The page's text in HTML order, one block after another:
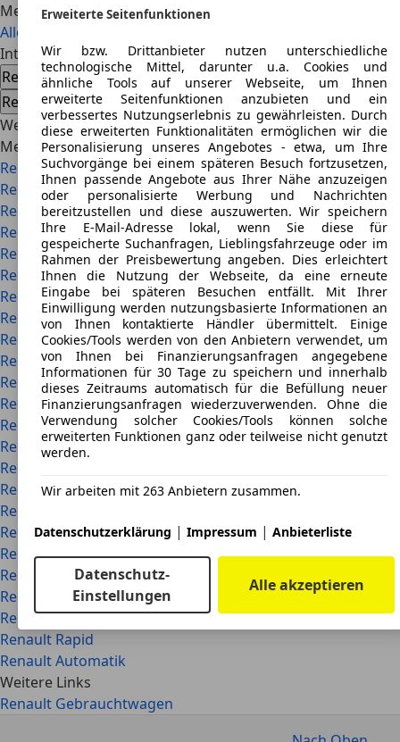
Mehr lesen
Alle Testberichte
Interessiert am Renault R 14
Renault R 14 Gebrauchtwagen Renault R 14 Neuwagen
Renault R 14 Händlerangebote
Weiterführende Links im Überblick
Mehr Details
Renault Kastenwagen
Renault Arkana
Renault Avantime
Renault Express
Renault Fuego
Renault Grand Espace
Renault Grand Scenic
Renault Koleos
Renault Mascott
Renault Master
Renault Megane Scenic
Renault Rapid
Renault Scenic
Renault Symbol
Renault Trafic
Renault Kleinwagen
Renault Transporter
Renault Van
Renault Clio RS
Renault Modus
Renault Jahreswagen
Renault R11
Renault Rapid
Renault Automatik
Weitere Links
Renault Gebrauchtwagen
Erweiterte Seitenfunktionen
Wir bzw. Drittanbieter nutzen unterschiedliche
technologische Mittel, darunter u.a. Cookies und
ähnliche Tools auf unserer Webseite, um Ihnen
erweiterte Seitenfunktionen anzubieten und ein
verbessertes Nutzungserlebnis zu gewährleisten. Durch
diese erweiterten Funktionalitäten ermöglichen wir die
Personalisierung unseres Angebotes - etwa, um Ihre
Suchvorgänge bei einem späteren Besuch fortzusetzen,
Ihnen passende Angebote aus Ihrer Nähe anzuzeigen
oder personalisierte Werbung und Nachrichten
bereitzustellen und diese auszuwerten. Wir speichern
Ihre E-Mail-Adresse lokal, wenn Sie diese für
gespeicherte Suchanfragen, Lieblingsfahrzeuge oder im
Rahmen der Preisbewertung angeben. Dies erleichtert
Ihnen die Nutzung der Webseite, da eine erneute
Eingabe bei späteren Besuchen entfällt. Mit Ihrer
Einwilligung werden nutzungsbasierte Informationen an
von Ihnen kontaktierte Händler übermittelt. Einige
Cookies/Tools werden von den Anbietern verwendet, um
von Ihnen bei Finanzierungsanfragen angegebene
Informationen für 30 Tage zu speichern und innerhalb
dieses Zeitraums automatisch für die Befüllung neuer
Finanzierungsanfragen wiederzuverwenden. Ohne die
Verwendung solcher Cookies/Tools können solche
erweiterten Funktionen ganz oder teilweise nicht genutzt
werden.
Wir arbeiten mit 263 Anbietern zusammen.
Datenschutzerklärung | Impressum | Anbieterliste
Datenschutz-
Einstellungen
Alle akzeptieren